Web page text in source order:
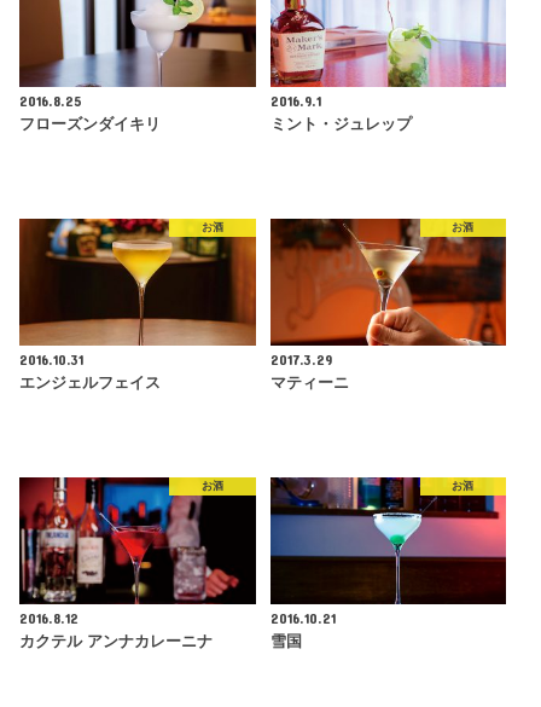
2016.8.25
フローズンダイキリ
2016.9.1
ミント・ジュレップ
お酒
2016.10.31
エンジェルフェイス
お酒
2017.3.29
マティーニ
お酒
2016.8.12
カクテル アンナカレーニナ
お酒
2016.10.21
雪国